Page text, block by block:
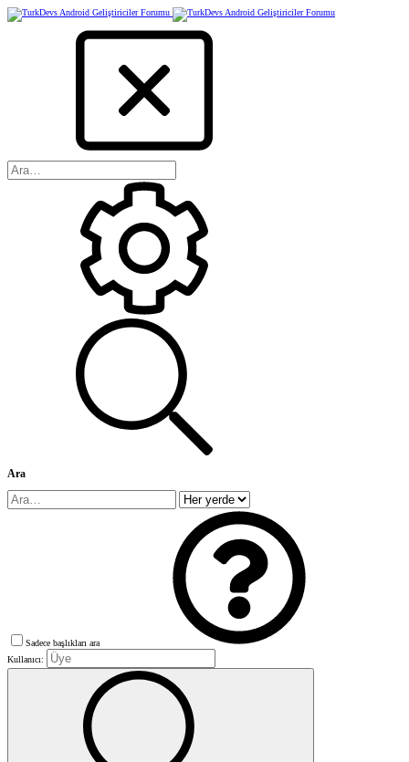
Ara
Sadece başlıkları ara
Kullanıcı: